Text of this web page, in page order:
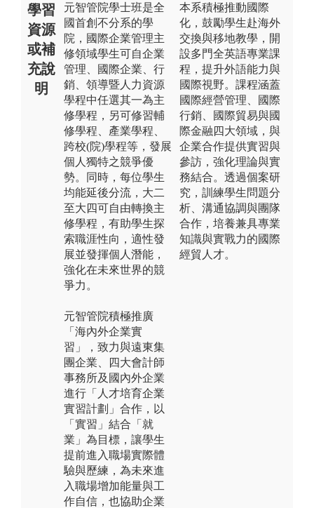
學習
資源
或補
充說
明
元智管院學士班是全
國首創不分系的學
院，國際企業管理主
修領域學生可自企業
管理、國際企業、行
銷、領導暨人力資源
學程中任選其一為主
修學程，另可修習輔
修學程、產業學程、
跨校(院)學程等，發展
個人獨特之競爭優
勢。同時，每位學生
均能延後分流，大二
至大四可自由轉換主
修學程，有助學生探
索職涯性向，適性發
展並發揮個人潛能，
強化在未來世界的競
爭力。
元智管院積極推廣
「海內外企業實
習」，致力與遠東集
團企業、四大會計師
事務所及國內外企業
進行「人才培育企業
實習計劃」合作，以
「實習」結合「就
業」為目標，讓學生
提前進入職場實際體
驗與歷練，為未來進
入職場增加能量與工
作自信，也協助企業
本系積極推動國際
化，鼓勵學生赴海外
交換與移地教學，開
設多門全英語專業課
程，提升外語能力與
國際視野。課程涵蓋
國際經營管理、國際
行銷、國際貿易與國
際金融四大領域，與
企業合作提供實習與
參訪，強化理論與實
務結合。透過個案研
究，訓練學生問題分
析、溝通協調與團隊
合作，培養兼具專業
知識與實戰力的國際
經貿人才。